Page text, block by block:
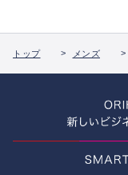
トップ メンズ